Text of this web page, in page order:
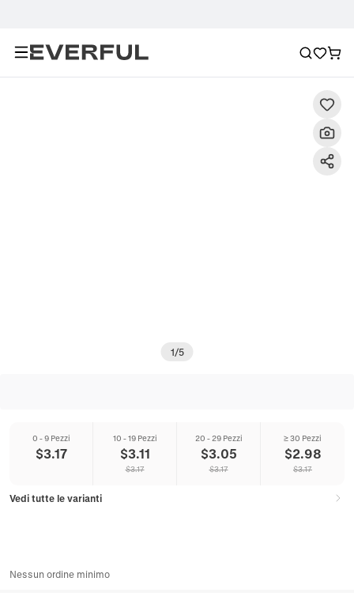
1/5
0 - 9 Pezzi
$3.17
10 - 19 Pezzi
$3.11
$3.17
20 - 29 Pezzi
$3.05
$3.17
≥ 30 Pezzi
$2.98
$3.17
Vedi tutte le varianti
Nessun ordine minimo